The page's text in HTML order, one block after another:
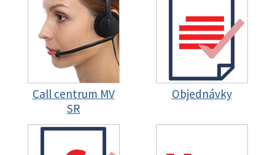
Call centrum MV
SR
Objednávky